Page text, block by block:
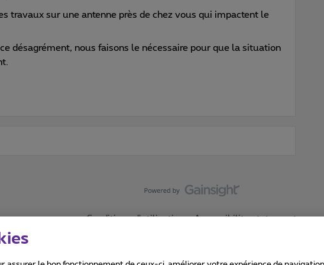
travaux sur une antenne près de chez vous qui impactent le
désagrément, nous faisons le nécessaire pour que la situation
Conditions d'utilisation Accessibility statement